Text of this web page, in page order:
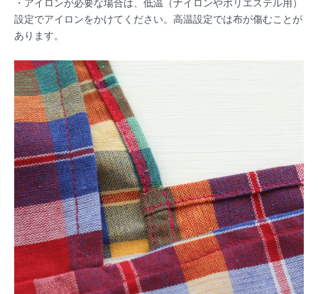
設定でアイロンをかけてください。高温設定では布が傷むことが
あります。